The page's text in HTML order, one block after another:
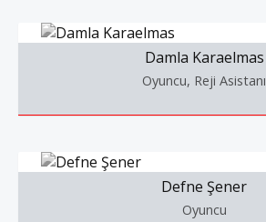
Damla Karaelmas
Oyuncu, Reji Asistanı
Defne Şener
Oyuncu